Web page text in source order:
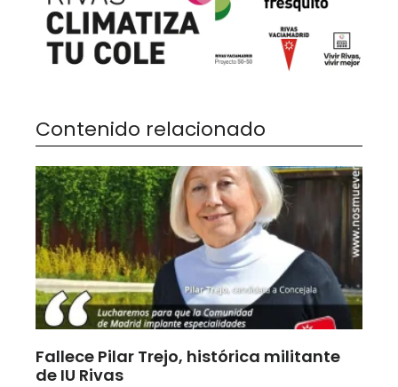
Contenido relacionado
Fallece Pilar Trejo, histórica militante
de IU Rivas